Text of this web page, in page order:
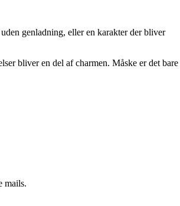
genladning, eller en karakter der bliver
bliver en del af charmen. Måske er det bare
mails.